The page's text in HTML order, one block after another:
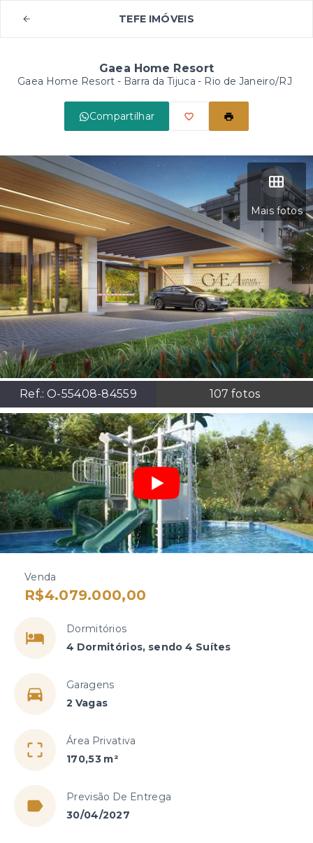
TEFE IMÓVEIS
Gaea Home Resort
Gaea Home Resort - Barra da Tijuca - Rio de Janeiro/RJ
Compartilhar
Mais fotos
Ref.:O-55408-84559 107 fotos
Venda
R$4.079.000,00
Dormitórios
4 Dormitórios, sendo 4 Suítes
Garagens
2 Vagas
Área Privativa
170,53 m²
Previsão De Entrega
30/04/2027